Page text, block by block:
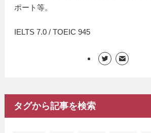
ポート等。
IELTS 7.0 / TOEIC 945
タグから記事を検索